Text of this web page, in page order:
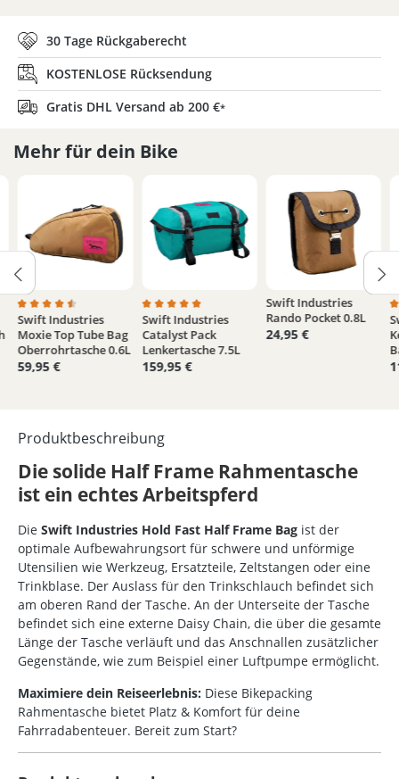
30 Tage Rückgaberecht
KOSTENLOSE Rücksendung
Gratis DHL Versand ab 200 €*
Mehr für dein Bike
von 5 von 5 Sternen
Durchschnittliche Bewertung von 4.5 von 5 Sternen
Swift Industries
Moxie Top Tube Bag
Oberrohrtasche 0.6L
59,95 €
Durchschnittliche Bewertung von 5 von 5
Swift Industries
Catalyst Pack
Lenkertasche 7.5L
159,95 €
Swift Industries
Rando Pocket 0.8L
24,95 €
Produktbeschreibung
Die solide Half Frame Rahmentasche
ist ein echtes Arbeitspferd
Die Swift Industries Hold Fast Half Frame Bag ist der
optimale Aufbewahrungsort für schwere und unförmige
Utensilien wie Werkzeug, Ersatzteile, Zeltstangen oder eine
Trinkblase. Der Auslass für den Trinkschlauch befindet sich
am oberen Rand der Tasche. An der Unterseite der Tasche
befindet sich eine externe Daisy Chain, die über die gesamte
Länge der Tasche verläuft und das Anschnallen zusätzlicher
Gegenstände, wie zum Beispiel einer Luftpumpe ermöglicht.
Maximiere dein Reiseerlebnis: Diese Bikepacking
Rahmentasche bietet Platz & Komfort für deine
Fahrradabenteuer. Bereit zum Start?